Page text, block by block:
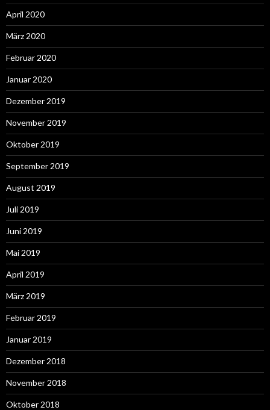
April 2020
März 2020
Februar 2020
Januar 2020
Dezember 2019
November 2019
Oktober 2019
September 2019
August 2019
Juli 2019
Juni 2019
Mai 2019
April 2019
März 2019
Februar 2019
Januar 2019
Dezember 2018
November 2018
Oktober 2018